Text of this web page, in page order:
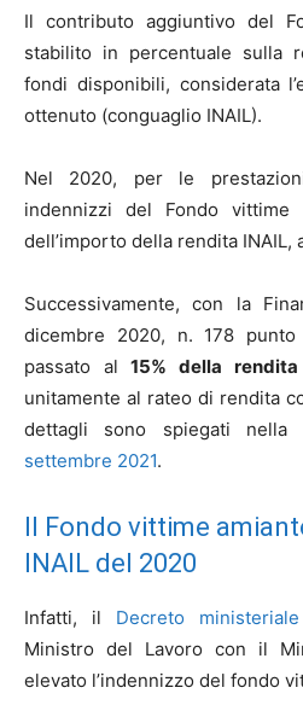
Il contributo aggiuntivo del
stabilito in percentuale sulla
fondi disponibili, considerata
ottenuto (conguaglio INAIL).
Nel 2020, per le
indennizzi del Fondo vittime
dell’importo della rendita INAIL,
Successivamente, con la
dicembre 2020, n. 178
passato al15% della
unitamente al rateo di rendita
dettagli sono spiegati nella
settembre 2021.
Il Fondo vittime
INAIL del 2020
Infatti, il Decreto
Ministro del Lavoro con il
elevato l’indennizzo del fondo